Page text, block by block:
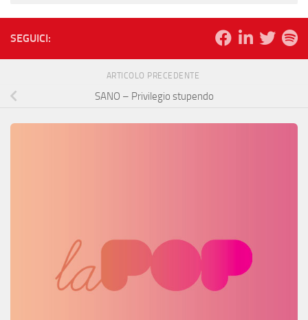
SEGUICI:
ARTICOLO PRECEDENTE
SANO – Privilegio stupendo